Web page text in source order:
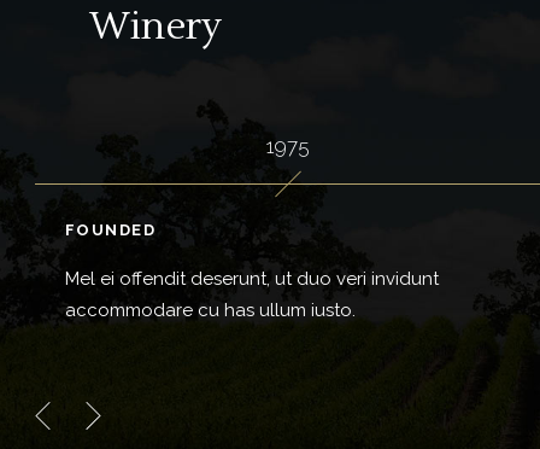
Winery
1975
FOUNDED
Mel ei offendit deserunt, ut duo veri invidunt
accommodare cu has ullum iusto.